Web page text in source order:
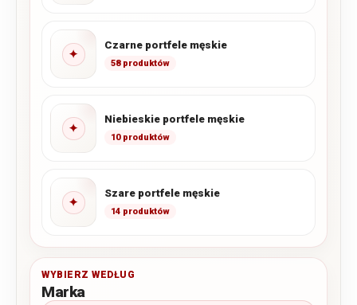
✦
Czarne portfele męskie
58 produktów
✦
Niebieskie portfele męskie
10 produktów
✦
Szare portfele męskie
14 produktów
WYBIERZ WEDŁUG
Marka